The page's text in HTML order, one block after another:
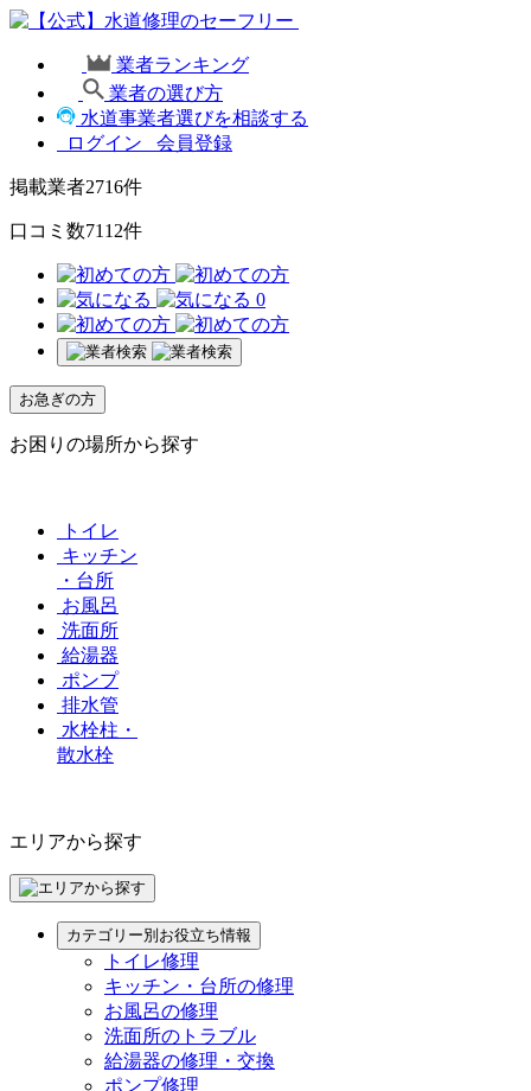
業者ランキング
業者の選び方
水道事業者選びを相談する
ログイン
会員登録
掲載業者2716件
口コミ数7112件
0
お急ぎの方
お困りの場所から探す
トイレ
キッチン
・台所
お風呂
洗面所
給湯器
ポンプ
排水管
水栓柱・
散水栓
エリアから探す
カテゴリー別お役立ち情報
トイレ修理
キッチン・台所の修理
お風呂の修理
洗面所のトラブル
給湯器の修理・交換
ポンプ修理